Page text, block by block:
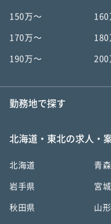
150万〜 160
170万〜 180
190万〜 200
勤務地で探す
北海道・東北の求人・
北海道 青
岩手県 宮
秋田県 山